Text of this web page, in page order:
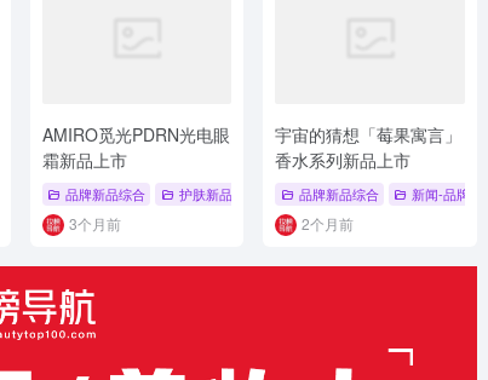
# 品牌新品 # 品牌新品综合 # 护肤新品
AMIRO觅光PDRN光电眼
霜新品上市
品牌新品综合 护肤新品 # 眼霜 # 新品发布 # AMIRO
3个月前
宇宙的猜想「莓果寓言」
香水系列新品上市
品牌新品综合 新闻-品牌新
2个月前